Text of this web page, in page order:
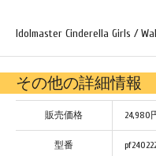
Idolmaster Cinderella Girls /
その他の詳細情報
販売価格 24,980
型番